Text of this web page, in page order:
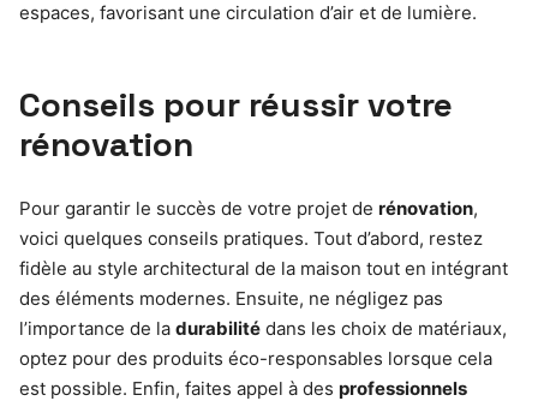
espaces, favorisant une circulation d’air et de lumière.
Conseils pour réussir votre
rénovation
Pour garantir le succès de votre projet de rénovation,
voici quelques conseils pratiques. Tout d’abord, restez
fidèle au style architectural de la maison tout en intégrant
des éléments modernes. Ensuite, ne négligez pas
l’importance de la durabilité dans les choix de matériaux,
optez pour des produits éco-responsables lorsque cela
est possible. Enfin, faites appel à des professionnels